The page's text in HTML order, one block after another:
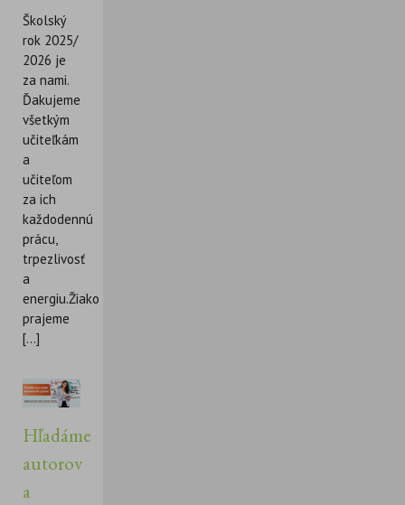
Školský
rok 2025/
2026 je
za nami.
Ďakujeme
všetkým
učiteľkám
a
učiteľom
za ich
každodennú
prácu,
trpezlivosť
a
energiu.Žiakom
prajeme
[...]
Hľadáme
autorov
a